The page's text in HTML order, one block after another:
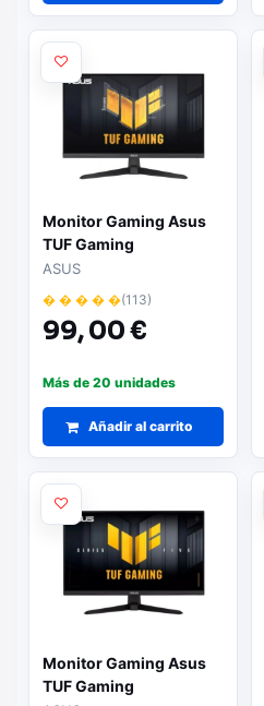
Monitor Gaming Asus
TUF Gaming
VG279QE5A 27"/ Full
HD/ 1ms/ 144Hz/ IPS/
Multimedia/ Regulable
en Altura/ Negro
ASUS
� � � � �(113)
99,00 €
Más de 20 unidades
Añadir al carrito
Monitor Gaming Asus
TUF Gaming